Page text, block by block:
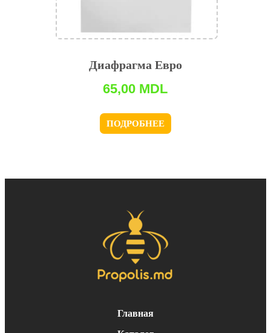
Диафрагма Евро
65,00 MDL
ПОДРОБНЕЕ
Главная